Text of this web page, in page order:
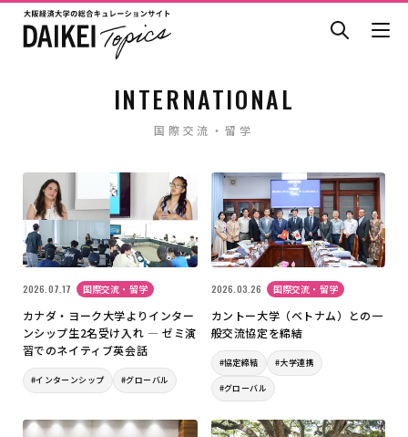
INTERNATIONAL
国際交流・留学
2026.07.17 国際交流・留学
カナダ・ヨーク大学よりインター
ンシップ生2名受け入れ ― ゼミ演
習でのネイティブ英会話
#インターンシップ #グローバル
2026.03.26 国際交流・留学
カントー大学（ベトナム）との一
般交流協定を締結
#協定締結 #大学連携
#グローバル